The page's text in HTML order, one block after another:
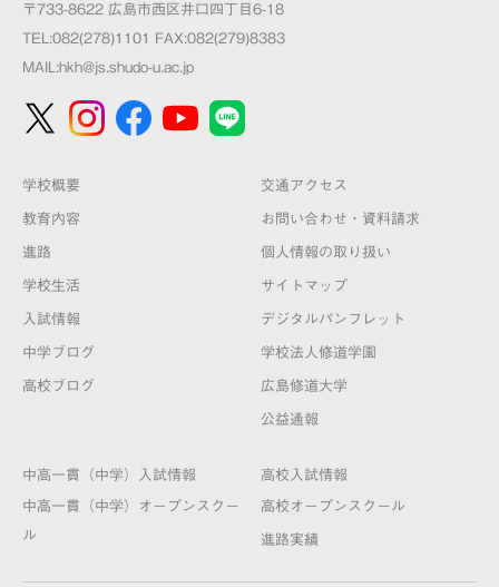
〒733-8622 広島市西区井口四丁目6-18
TEL:082(278)1101 FAX:082(279)8383
MAIL:hkh@js.shudo-u.ac.jp
学校概要
教育内容
進路
学校生活
入試情報
中学ブログ
高校ブログ
交通アクセス
お問い合わせ・資料請求
個人情報の取り扱い
サイトマップ
デジタルパンフレット
学校法人修道学園
広島修道大学
公益通報
中高一貫（中学）入試情報
中高一貫（中学）オープンスクー
ル
高校入試情報
高校オープンスクール
進路実績